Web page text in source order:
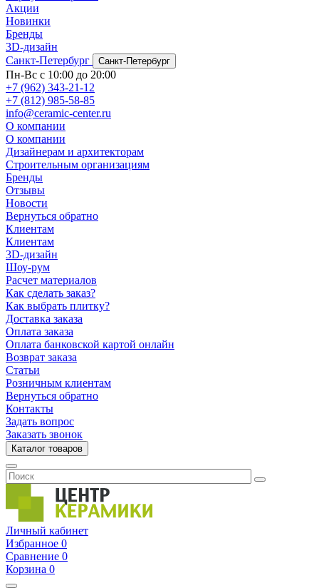
Акции
Новинки
Бренды
3D-дизайн
Санкт-Петербург
Санкт-Петербург
Пн-Вс с 10:00 до 20:00
+7 (962) 343-21-12
+7 (812) 985-58-85
info@ceramic-center.ru
О компании
О компании
Дизайнерам и архитекторам
Строительным организациям
Бренды
Отзывы
Новости
Вернуться обратно
Клиентам
Клиентам
3D-дизайн
Шоу-рум
Расчет материалов
Как сделать заказ?
Как выбрать плитку?
Доставка заказа
Оплата заказа
Оплата банковской картой онлайн
Возврат заказа
Статьи
Розничным клиентам
Вернуться обратно
Контакты
Задать вопрос
Заказать звонок
Каталог товаров
Личный кабинет
Избранное 0
Сравнение 0
Корзина 0